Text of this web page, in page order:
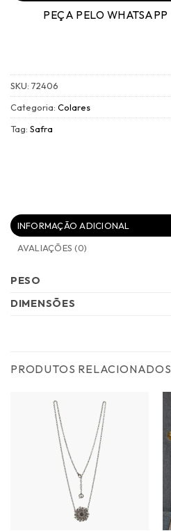
PEÇA PELO WHATSAPP
SKU: 72406
Categoria: Colares
Tag: Safra
INFORMAÇÃO ADICIONAL
AVALIAÇÕES (0)
PESO
DIMENSÕES
PRODUTOS RELACIONADOS